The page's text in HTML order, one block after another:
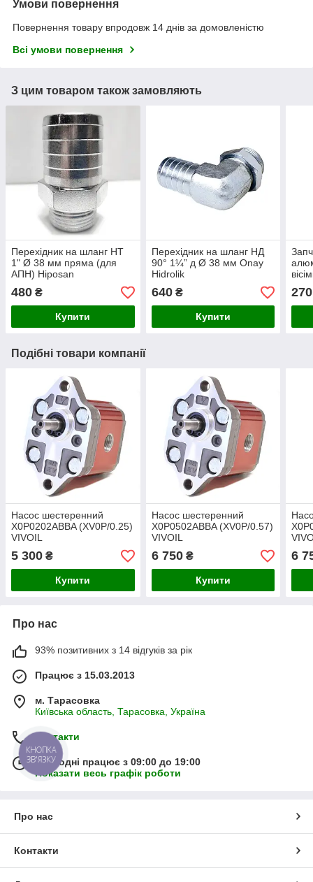
Умови повернення
Повернення товару впродовж 14 днів за домовленістю
Всі умови повернення
З цим товаром також замовляють
Перехідник на шланг НТ
1" Ø 38 мм пряма (для
АПН) Hiposan
480 ₴
Купити
Перехідник на шланг НД
90° 1¼” д Ø 38 мм Onay
Hidrolik
640₴
Купити
270
Подібні товари компанії
Насос шестеренний
X0P0202ABBA (XV0P/0.25)
VIVOIL
5 300 ₴
Купити
Насос шестеренний
X0P0502ABBA (XV0P/0.57)
VIVOIL
6 750₴
Купити
6
Про нас
93% позитивних з 14 відгуків за рік
Працює з 15.03.2013
м. Тарасовка
Київська область, Тарасовка, Україна
Контакти
Сьогодні працює з 09:00 до 19:00
Показати весь графік роботи
Про нас
Контакти
КНОПКА
ЗВ'ЯЗКУ